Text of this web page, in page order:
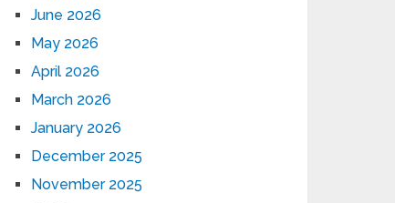
June 2026
May 2026
April 2026
March 2026
January 2026
December 2025
November 2025